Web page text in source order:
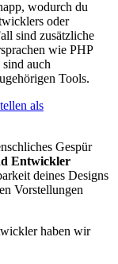
wodurch du
oder
sind zusätzliche
wie PHP
auch
Tools.
als
Gespür
Entwickler
deines Designs
Vorstellungen
haben wir